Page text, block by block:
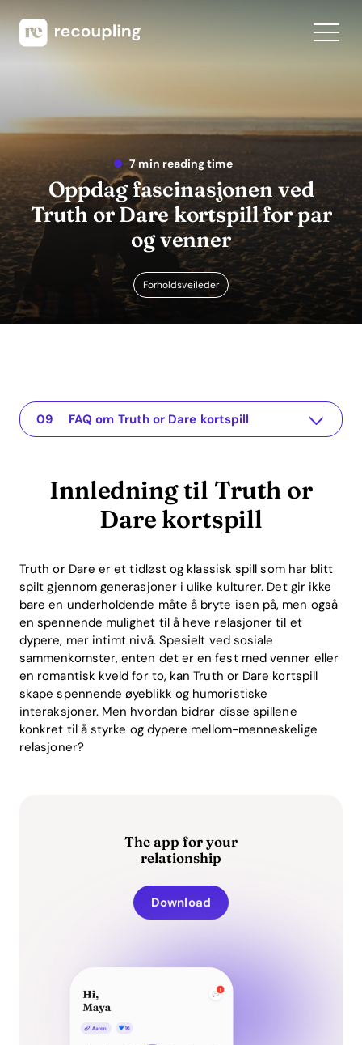
7 min reading time
Oppdag fascinasjonen ved
Truth or Dare kortspill for par
og venner
Forholdsveileder
Innledning til Truth or Dare kortspill
The app for your relationship
De psykologiske fordelene med Truth or Dare kortspill
Praktiske tips for et vellykket spill
Hvordan Truth or Dare kortspill kan forbedre forholdet
ROI-fordelene med Truth or Dare kortspill i relasjoner
Truth or Dare kortspill i den digitale tidsalder
Konklusjon
FAQ om Truth or Dare kortspill
Innledning til Truth or
Dare kortspill
Truth or Dare er et tidløst og klassisk spill som har blitt
spilt gjennom generasjoner i ulike kulturer. Det gir ikke
bare en underholdende måte å bryte isen på, men også
en spennende mulighet til å heve relasjoner til et
dypere, mer intimt nivå. Spesielt ved sosiale
sammenkomster, enten det er en fest med venner eller
en romantisk kveld for to, kan Truth or Dare kortspill
skape spennende øyeblikk og humoristiske
interaksjoner. Men hvordan bidrar disse spillene
konkret til å styrke og dypere mellom-menneskelige
relasjoner?
The app for your
relationship
Download